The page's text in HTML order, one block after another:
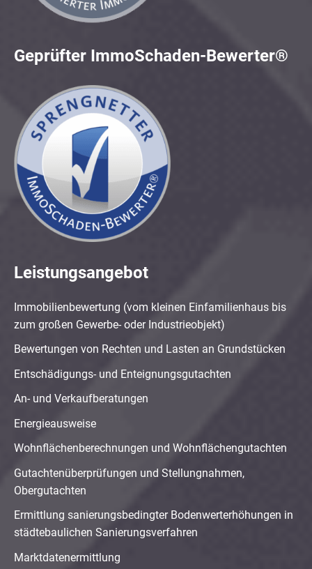
Geprüfter ImmoSchaden-Bewerter®
Leistungsangebot
Immobilienbewertung (vom kleinen Einfamilienhaus bis
zum großen Gewerbe- oder Industrieobjekt)
Bewertungen von Rechten und Lasten an Grundstücken
Entschädigungs- und Enteignungsgutachten
An- und Verkaufberatungen
Energieausweise
Wohnflächenberechnungen und Wohnflächengutachten
Gutachtenüberprüfungen und Stellungnahmen,
Obergutachten
Ermittlung sanierungsbedingter Bodenwerterhöhungen in
städtebaulichen Sanierungsverfahren
Marktdatenermittlung